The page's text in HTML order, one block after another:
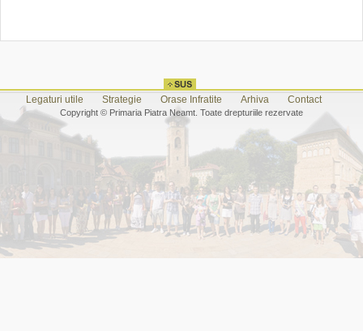
Legaturi utile Strategie Orase Infratite Arhiva Contact
Copyright © Primaria Piatra Neamt. Toate drepturiile rezervate